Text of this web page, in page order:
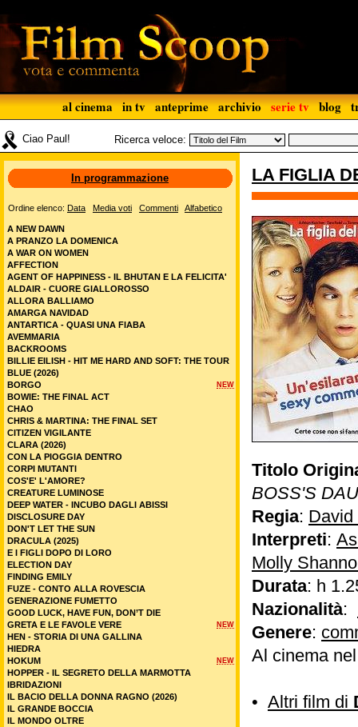
al cinema in tv anteprime archivio serie tv blog
Ciao Paul! Ricerca veloce:
LA FIGLIA
Titolo
BOSS'S
Regia: David
Interpreti:
Molly
Durata: h
Nazionalità:
Genere:
Al cinema
• Altri film di
In programmazione
Ordine elenco: Data Media voti Commenti Alfabetico
A NEW DAWN
A PRANZO LA DOMENICA
A WAR ON WOMEN
AFFECTION
AGENT OF HAPPINESS - IL BHUTAN E LA FELICITA'
ALDAIR - CUORE GIALLOROSSO
ALLORA BALLIAMO
AMARGA NAVIDAD
ANTARTICA - QUASI UNA FIABA
AVEMMARIA
BACKROOMS
BILLIE EILISH - HIT ME HARD AND SOFT: THE TOUR
BLUE (2026)
NEW
BORGO
BOWIE: THE FINAL ACT
CHAO
CHRIS & MARTINA: THE FINAL SET
CITIZEN VIGILANTE
CLARA (2026)
CON LA PIOGGIA DENTRO
CORPI MUTANTI
COS'E' L'AMORE?
CREATURE LUMINOSE
DEEP WATER - INCUBO DAGLI ABISSI
DISCLOSURE DAY
DON'T LET THE SUN
DRACULA (2025)
E I FIGLI DOPO DI LORO
ELECTION DAY
FINDING EMILY
FUZE - CONTO ALLA ROVESCIA
GENERAZIONE FUMETTO
GOOD LUCK, HAVE FUN, DON’T DIE
NEW
GRETA E LE FAVOLE VERE
HEN - STORIA DI UNA GALLINA
HIEDRA
NEW
HOKUM
HOPPER - IL SEGRETO DELLA MARMOTTA
IBRIDAZIONI
IL BACIO DELLA DONNA RAGNO (2026)
IL GRANDE BOCCIA
IL MONDO OLTRE